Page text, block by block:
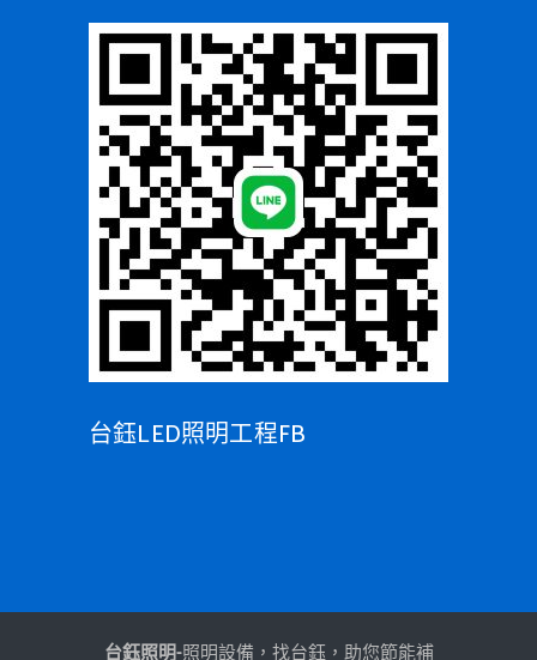
台鈺LED照明工程FB
台鈺照明-照明設備，找台鈺，助您節能補